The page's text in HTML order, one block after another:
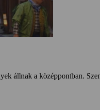
állnak a középpontban.